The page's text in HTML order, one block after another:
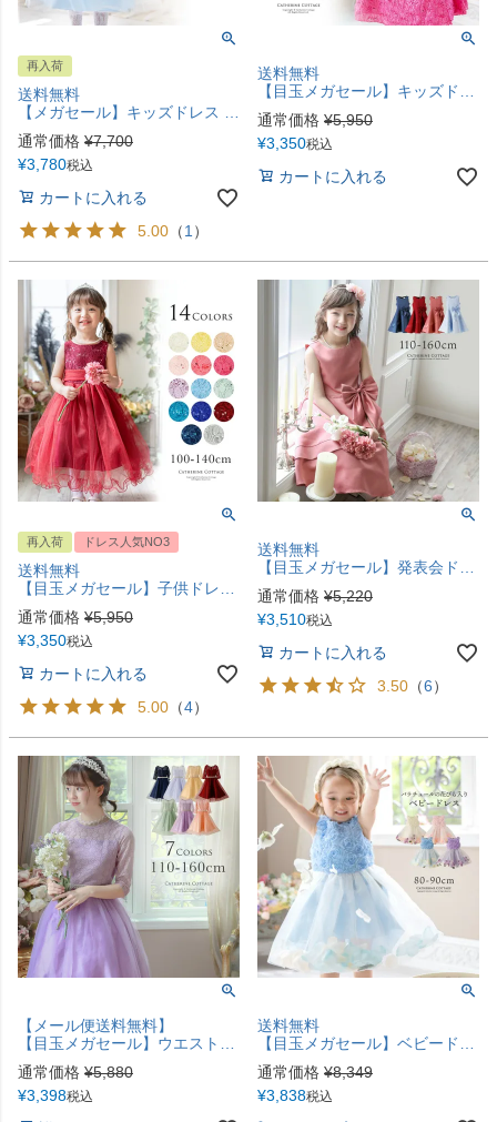
再入荷
送料無料
【メガセール】キッズドレス ケミカルレース スパンコールチュールドレス フォーマル ドレス TAK キャサリンコテージ
通常価格 ¥7,700
¥3,780税込
カートに入れる
5.00 （1 ）
送料無料
【目玉メガセール】キッズドレス 女の子 スパンコールレース ドレス リボン 結婚式 発表会衣装 フォーマル TAK
通常価格 ¥5,950
¥3,350税込
カートに入れる
再入荷 ドレス人気NO3
送料無料
【目玉メガセール】子供ドレス コスパ重視派のスパンコールレースチュールドレス キッズドレス TAK
通常価格 ¥5,950
¥3,350税込
カートに入れる
5.00 （4）
送料無料
【目玉メガセール】発表会ドレス ビッグリボンサテンドレス[110 120 130 140 150 160 cm ネイビー 紺 ローズ 水色 サックス]女の子 結婚式 七五三 コンクール衣装 フォーマル ドレス TAK
通常価格 ¥5,220
¥3,510税込
カートに入れる
3.50 （6）
【メール便送料無料】
【目玉メガセール】ウエストビジューのデコルテ透かしレースドレス キッズドレス 子供ドレス 七分袖 ピアノ発表会・結婚式 女の子フォーマル キッズ キャサリンコテージ YUP12 《メール便優先商品》
通常価格 ¥5,880
¥3,398税込
送料無料
【目玉メガセール】ベビードレス 女の子 バラチュールの花びら入りスカートベビーフォト用ベビー服 出産祝い ギフト お誕生日 女の子フォーマルドレスキッズ キャサリンコテージ TAK
通常価格 ¥8,349
¥3,838税込